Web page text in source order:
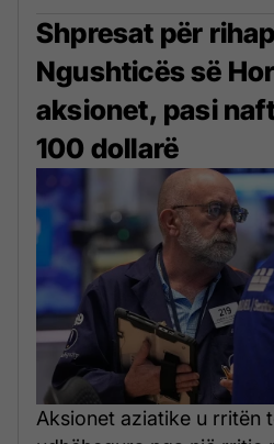
Shpresat për
Ngushticës së
aksionet, pasi
100 dollarë
Aksionet aziatike u rritën